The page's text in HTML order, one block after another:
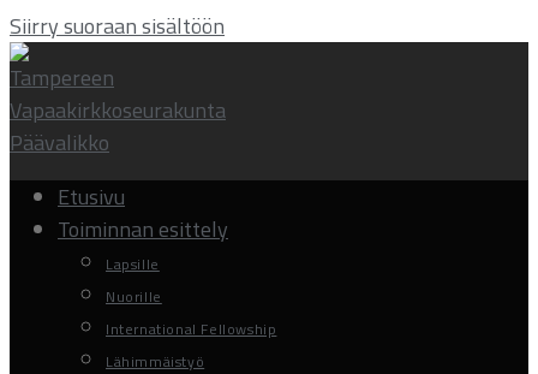
Siirry suoraan sisältöön
Päävalikko
Etusivu
Toiminnan esittely
Lapsille
Nuorille
International Fellowship
Lähimmäistyö